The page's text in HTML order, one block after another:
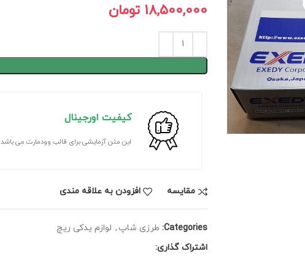
18,500,000 تومان
کیفیت اورجینال
این متن آزمایشی برای قالب وودمارت می باشد
مقايسه افزودن به علاقه مندی
Categories: طرزی شاپ , لوازم یدکی ریچ
اشتراک گذاری: